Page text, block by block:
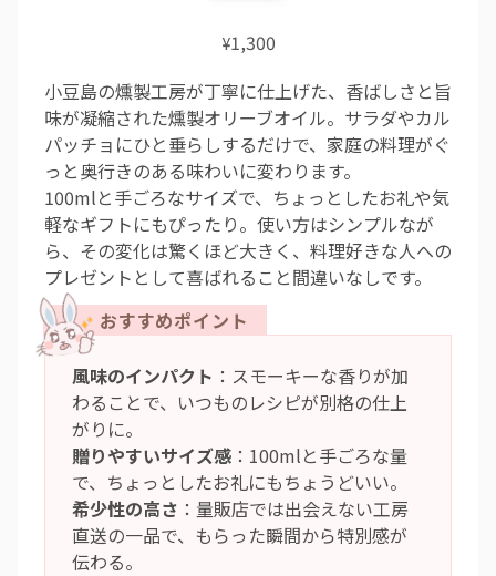
¥1,300
小豆島の燻製工房が丁寧に仕上げた、香ばしさと旨
味が凝縮された燻製オリーブオイル。サラダやカル
パッチョにひと垂らしするだけで、家庭の料理がぐ
っと奥行きのある味わいに変わります。
100mlと手ごろなサイズで、ちょっとしたお礼や気
軽なギフトにもぴったり。使い方はシンプルなが
ら、その変化は驚くほど大きく、料理好きな人への
プレゼントとして喜ばれること間違いなしです。
風味のインパクト ：スモーキーな香りが加
わることで、いつものレシピが別格の仕上
がりに。
贈りやすいサイズ感 ：100mlと手ごろな量
で、ちょっとしたお礼にもちょうどいい。
希少性の高さ ：量販店では出会えない工房
直送の一品で、もらった瞬間から特別感が
伝わる。